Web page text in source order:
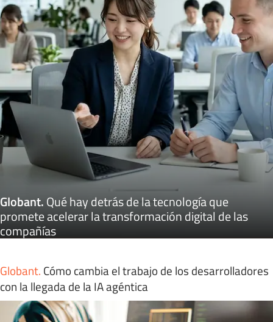
Globant.Qué hay detrás de la tecnología que
promete acelerar la transformación digital de las
compañías
Globant. Cómo cambia el trabajo de los desarrolladores
con la llegada de la IA agéntica